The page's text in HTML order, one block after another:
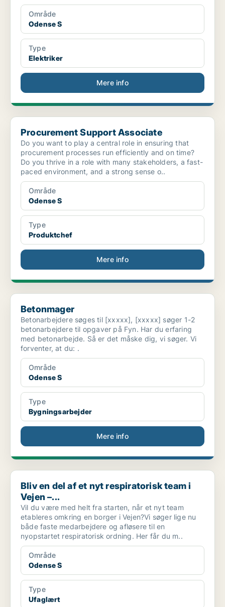
Område
Odense S
Type
Elektriker
Mere info
Procurement Support Associate
Procurement Support Associate
Do you want to play a central role in ensuring that
procurement processes run efficiently and on time?
Do you thrive in a role with many stakeholders, a fast-
paced environment, and a strong sense o..
Område
Odense S
Type
Produktchef
Mere info
Betonmager
Betonmager
Betonarbejdere søges til [xxxxx], [xxxxx] søger 1-2
betonarbejdere til opgaver på Fyn. Har du erfaring
med betonarbejde. Så er det måske dig, vi søger. Vi
forventer, at du: .
Område
Odense S
Type
Bygningsarbejder
Mere info
Bliv en del af et nyt respiratorisk team i Vejen –...
Bliv en del af et nyt respiratorisk team i
Vejen –...
Vil du være med helt fra starten, når et nyt team
etableres omkring en borger i Vejen?Vi søger lige nu
både faste medarbejdere og afløsere til en
nyopstartet respiratorisk ordning. Her får du m..
Område
Odense S
Type
Ufaglært